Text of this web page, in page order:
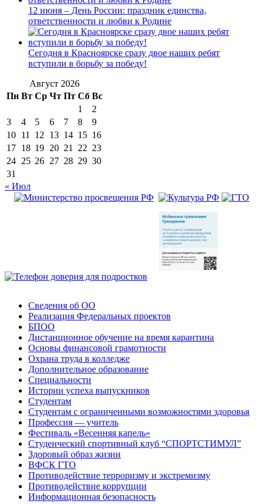
12 июня – День России: праздник единства,
ответственности и любви к Родине
Сегодня в Красноярске сразу двое наших ребят
вступили в борьбу за победу!
Август 2026
Пн Вт Ср Чт Пт Сб Вс
1
2
3
4 5 6 7 8
9
10 11 12 13 14 15 16
17 18 19 20 21 22 23
24 25 26 27 28 29 30
31
« Июл
Сведения об ОО
Реализация Федеральных проектов
БПОО
Дистанционное обучение на время карантина
Основы финансовой грамотности
Охрана труда в колледже
Дополнительное образование
Специальности
Истории успеха выпускников
Студентам
Студентам с ограниченными возможностями здоровья
Профессия — учитель
Фестиваль «Весенняя капель»
Студенческий спортивный клуб “СПОРТСТИМУЛ”
Здоровый образ жизни
ВФСК ГТО
Противодействие терроризму и экстремизму
Противодействие коррупции
Информационная безопасность